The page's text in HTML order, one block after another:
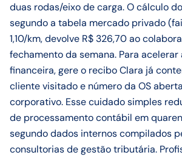
duas rodas/eixo de carga. O cálculo
segundo a tabela mercado privado
1,10/km, devolve R$ 326,70 ao
fechamento da semana. Para acelerar
financeira, gere o recibo Clara já
cliente visitado e número da OS
corporativo. Esse cuidado simples
de processamento contábil em
segundo dados internos compilados
consultorias de gestão tributária.